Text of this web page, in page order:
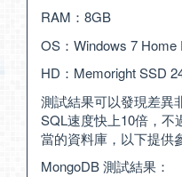
RAM：8GB
OS：Windows 7 Home
HD：Memoright SSD
測試結果可以發現差異
SQL速度快上10倍，不
當的資料庫，以下提供
MongoDB 測試結果：